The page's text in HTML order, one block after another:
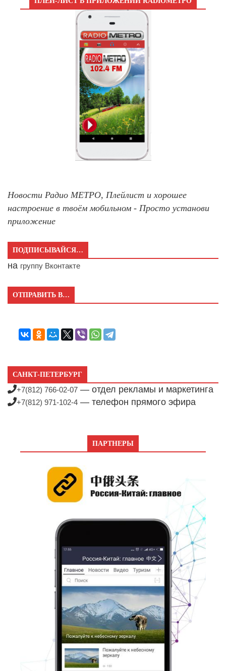
Новости Радио МЕТРО, Плейлист и хорошее
настроение в твоём мобильном - Просто установи
приложение
ПОДПИСЫВАЙСЯ…
на группу Вконтакте
ОТПРАВИТЬ В…
САНКТ-ПЕТЕРБУРГ
+7(812) 766-02-07 — отдел рекламы и маркетинга
+7(812) 971-102-4 — телефон прямого эфира
ПАРТНЕРЫ